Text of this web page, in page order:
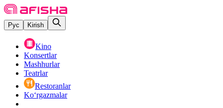
Рус Kirish
Kino
Konsertlar
Mashhurlar
Teatrlar
Restoranlar
Ko‘rgazmalar